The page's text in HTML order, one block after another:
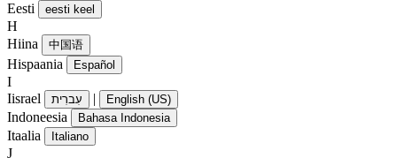
Eesti
eesti keel
H
Hiina
中国语
Hispaania Español
I
Iisrael
עִברִית | English (US)
Indoneesia Bahasa Indonesia
Itaalia Italiano
J